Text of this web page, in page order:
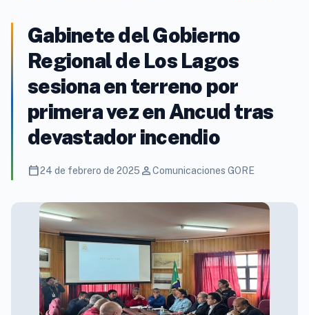
Gabinete del Gobierno
Regional de Los Lagos
sesiona en terreno por
primera vez en Ancud tras
devastador incendio
calendar_today24 de febrero de 2025 personComunicaciones GORE